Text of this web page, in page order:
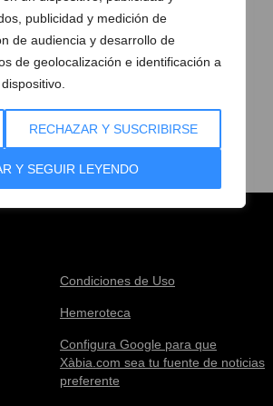
publicidad y medición de
de audiencia y desarrollo de
de geolocalización e identificación a
RECHAZAR Y SUSCRIBIRSE
Y SEGUIR LEYENDO
Condiciones de Uso
Hemeroteca
Configura Google para que
Xàbia.com sea tu fuente de noticias
preferente